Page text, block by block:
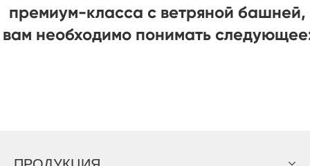
премиум-класса с ветряной башней,
вам необходимо понимать следующее: